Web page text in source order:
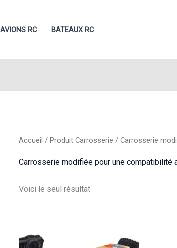
AVIONS RC BATEAUX RC
Accueil / Produit Carrosserie / Carrosserie
Carrosserie modifiée pour une compatibilité
Voici le seul résultat